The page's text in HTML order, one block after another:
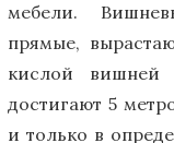
мебели.
прямые,
кислой
достигают 5
и только в